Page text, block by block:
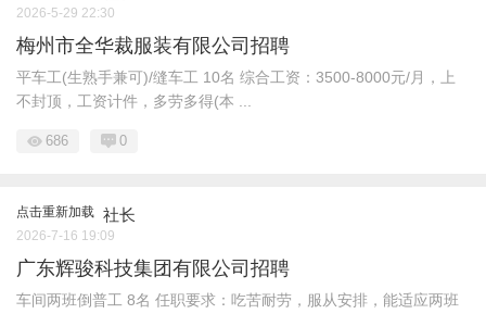
2026-5-29 22:30
梅州市全华裁服装有限公司招聘
平车工(生熟手兼可)/缝车工 10名 综合工资：3500-8000元/月，上
不封顶，工资计件，多劳多得(本 ...
686 0
点击重新加载 社长
2026-7-16 19:09
广东辉骏科技集团有限公司招聘
车间两班倒普工 8名 任职要求：吃苦耐劳，服从安排，能适应两班